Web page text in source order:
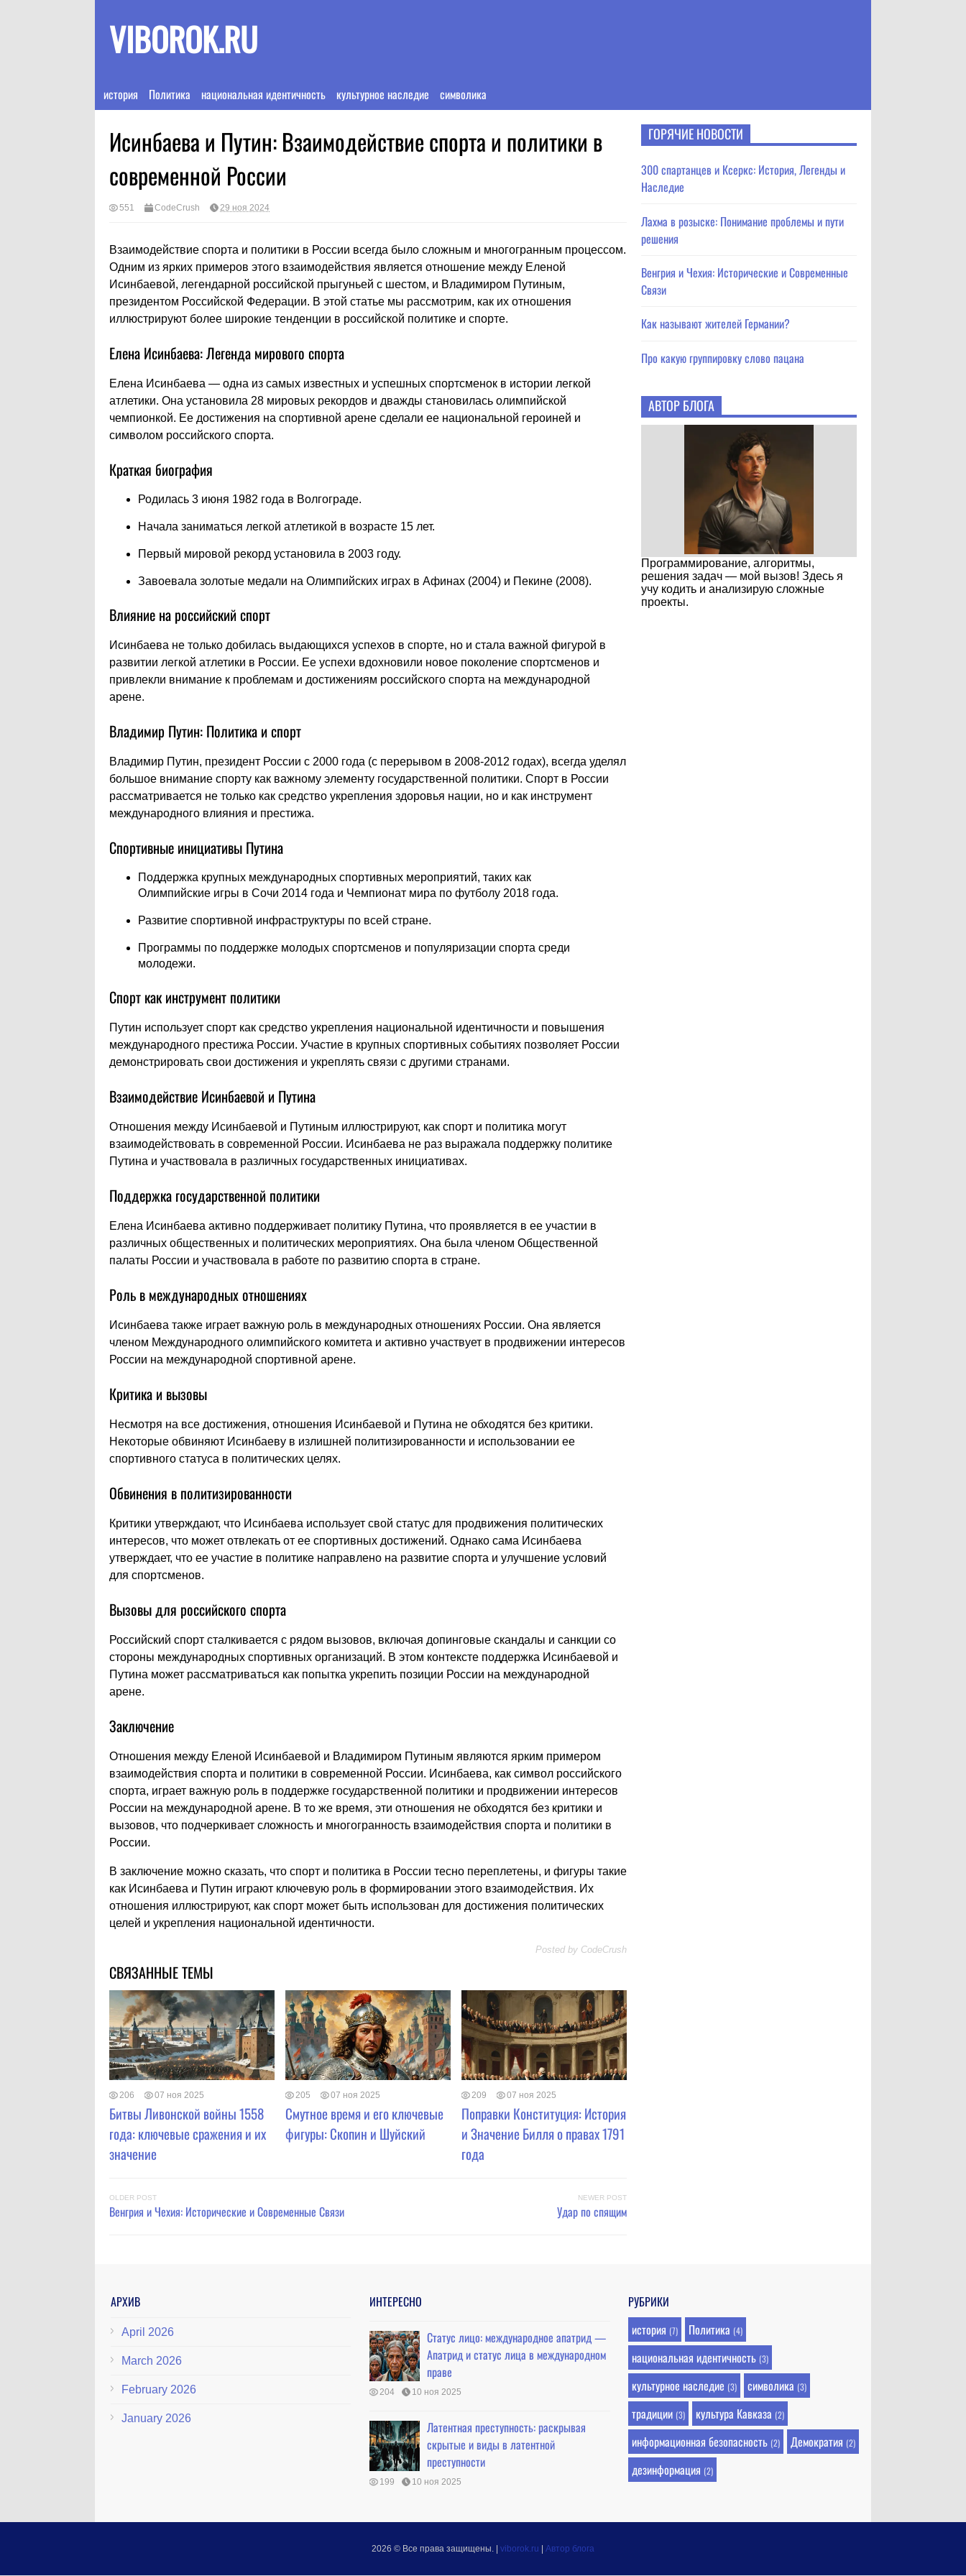
VIBOROK.RU
история Политика национальная идентичность культурное наследие символика
Исинбаева и Путин: Взаимодействие спорта и политики в
современной России
551 CodeCrush 29 ноя 2024
Взаимодействие спорта и политики в России всегда было сложным и многогранным процессом.
Одним из ярких примеров этого взаимодействия является отношение между Еленой
Исинбаевой, легендарной российской прыгуньей с шестом, и Владимиром Путиным,
президентом Российской Федерации. В этой статье мы рассмотрим, как их отношения
иллюстрируют более широкие тенденции в российской политике и спорте.
Елена Исинбаева: Легенда мирового спорта
Елена Исинбаева — одна из самых известных и успешных спортсменок в истории легкой
атлетики. Она установила 28 мировых рекордов и дважды становилась олимпийской
чемпионкой. Ее достижения на спортивной арене сделали ее национальной героиней и
символом российского спорта.
Краткая биография
Родилась 3 июня 1982 года в Волгограде.
Начала заниматься легкой атлетикой в возрасте 15 лет.
Первый мировой рекорд установила в 2003 году.
Завоевала золотые медали на Олимпийских играх в Афинах (2004) и Пекине (2008).
Влияние на российский спорт
Исинбаева не только добилась выдающихся успехов в спорте, но и стала важной фигурой в
развитии легкой атлетики в России. Ее успехи вдохновили новое поколение спортсменов и
привлекли внимание к проблемам и достижениям российского спорта на международной
арене.
Владимир Путин: Политика и спорт
Владимир Путин, президент России с 2000 года (с перерывом в 2008-2012 годах), всегда уделял
большое внимание спорту как важному элементу государственной политики. Спорт в России
рассматривается не только как средство укрепления здоровья нации, но и как инструмент
международного влияния и престижа.
Спортивные инициативы Путина
Поддержка крупных международных спортивных мероприятий, таких как
Олимпийские игры в Сочи 2014 года и Чемпионат мира по футболу 2018 года.
Развитие спортивной инфраструктуры по всей стране.
Программы по поддержке молодых спортсменов и популяризации спорта среди
молодежи.
Спорт как инструмент политики
Путин использует спорт как средство укрепления национальной идентичности и повышения
международного престижа России. Участие в крупных спортивных событиях позволяет России
демонстрировать свои достижения и укреплять связи с другими странами.
Взаимодействие Исинбаевой и Путина
Отношения между Исинбаевой и Путиным иллюстрируют, как спорт и политика могут
взаимодействовать в современной России. Исинбаева не раз выражала поддержку политике
Путина и участвовала в различных государственных инициативах.
Поддержка государственной политики
Елена Исинбаева активно поддерживает политику Путина, что проявляется в ее участии в
различных общественных и политических мероприятиях. Она была членом Общественной
палаты России и участвовала в работе по развитию спорта в стране.
Роль в международных отношениях
Исинбаева также играет важную роль в международных отношениях России. Она является
членом Международного олимпийского комитета и активно участвует в продвижении интересов
России на международной спортивной арене.
Критика и вызовы
Несмотря на все достижения, отношения Исинбаевой и Путина не обходятся без критики.
Некоторые обвиняют Исинбаеву в излишней политизированности и использовании ее
спортивного статуса в политических целях.
Обвинения в политизированности
Критики утверждают, что Исинбаева использует свой статус для продвижения политических
интересов, что может отвлекать от ее спортивных достижений. Однако сама Исинбаева
утверждает, что ее участие в политике направлено на развитие спорта и улучшение условий
для спортсменов.
Вызовы для российского спорта
Российский спорт сталкивается с рядом вызовов, включая допинговые скандалы и санкции со
стороны международных спортивных организаций. В этом контексте поддержка Исинбаевой и
Путина может рассматриваться как попытка укрепить позиции России на международной
арене.
Заключение
Отношения между Еленой Исинбаевой и Владимиром Путиным являются ярким примером
взаимодействия спорта и политики в современной России. Исинбаева, как символ российского
спорта, играет важную роль в поддержке государственной политики и продвижении интересов
России на международной арене. В то же время, эти отношения не обходятся без критики и
вызовов, что подчеркивает сложность и многогранность взаимодействия спорта и политики в
России.
В заключение можно сказать, что спорт и политика в России тесно переплетены, и фигуры такие
как Исинбаева и Путин играют ключевую роль в формировании этого взаимодействия. Их
отношения иллюстрируют, как спорт может быть использован для достижения политических
целей и укрепления национальной идентичности.
Posted by CodeCrush
СВЯЗАННЫЕ ТЕМЫ
206 07 ноя 2025
Битвы Ливонской войны 1558
года: ключевые сражения и их
значение
205 07 ноя 2025
Смутное время и его ключевые
фигуры: Скoпин и Шуйский
209 07 ноя 2025
Поправки Конституция: История
и Значение Билля о правах 1791
года
NEWER POST
Удар по спящим
OLDER POST
Венгрия и Чехия: Исторические и Современные Связи
ГОРЯЧИЕ НОВОСТИ
300 спартанцев и Ксеркс: История, Легенды и
Наследие
Лахма в розыске: Понимание проблемы и пути
решения
Венгрия и Чехия: Исторические и Современные
Связи
Как называют жителей Германии?
Про какую группировку слово пацана
АВТОР БЛОГА
Программирование, алгоритмы,
решения задач — мой вызов! Здесь я
учу кодить и анализирую сложные
проекты.
АРХИВ
April 2026
March 2026
February 2026
January 2026
ИНТЕРЕСНО
Статус лицо: международное апатрид —
Апатрид и статус лица в международном
праве
204 10 ноя 2025
Латентная преступность: раскрывая
скрытые и виды в латентной
преступности
199 10 ноя 2025
РУБРИКИ
история (7) Политика (4)
национальная идентичность (3)
культурное наследие (3) символика (3)
традиции (3) культура Кавказа (2)
информационная безопасность (2) Демократия (2)
дезинформация (2)
2026 © Все права защищены. | viborok.ru | Автор блога